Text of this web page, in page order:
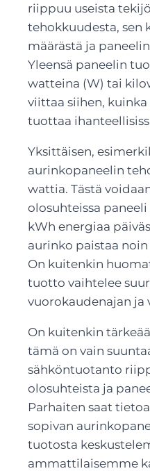
riippuu useista
tehokkuudesta, sen
määrästä ja
Yleensä paneelin
watteina (W) tai
viittaa siihen,
tuottaa
Yksittäisen,
aurinkopaneelin
wattia. Tästä
olosuhteissa paneeli
kWh energiaa
aurinko paistaa noin
On kuitenkin
tuotto vaihtelee
vuorokaudenajan ja
On kuitenkin
tämä on vain
sähköntuotanto
olosuhteista ja
Parhaiten saat
sopivan
tuotosta
ammattilaisemme